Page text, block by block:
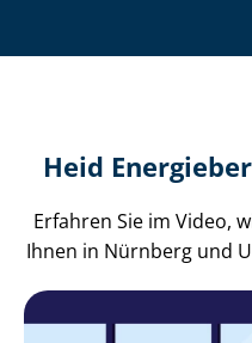
Heid
Erfahren Sie im Video,
Ihnen in Nürnberg und